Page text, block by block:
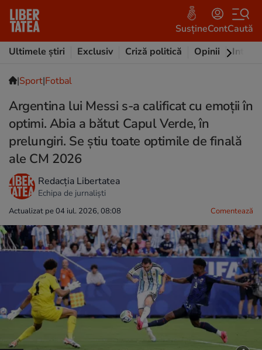
SusțineContCaută
Ultimele știri
Exclusiv Criză politică Opinii
|Sport|Fotbal
Argentina lui Messi s-a calificat cu emoţii în
optimi. Abia a bătut Capul Verde, în
prelungiri. Se știu toate optimile de finală
ale CM 2026
Redacția Libertatea
Echipa de jurnaliști
Actualizat pe 04 iul. 2026, 08:08 Comentează